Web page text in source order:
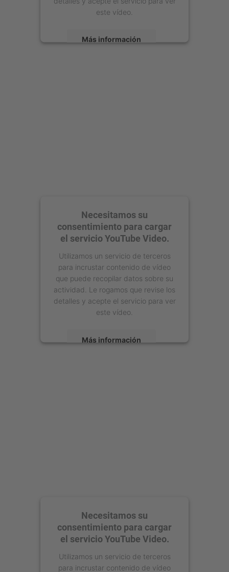
este vídeo.
Más información
Necesitamos su
consentimiento para cargar
el servicio YouTube Video.
Utilizamos un servicio de terceros
para incrustar contenido de vídeo
que puede recopilar datos sobre su
actividad. Le rogamos que revise los
detalles y acepte el servicio para ver
este vídeo.
Más información
Necesitamos su
consentimiento para cargar
el servicio YouTube Video.
Utilizamos un servicio de terceros
para incrustar contenido de vídeo